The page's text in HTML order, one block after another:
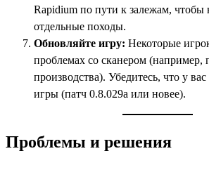
Rapidium по пути к залежам, чтобы
отдельные походы.
Обновляйте игру: Некоторые
проблемах со сканером (например,
производства). Убедитесь, что у
игры (патч 0.8.029a или новее).
Проблемы и решения